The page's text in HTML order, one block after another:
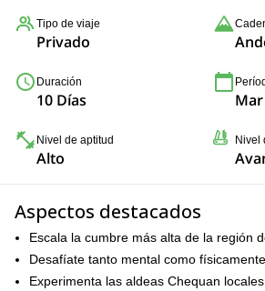
Tipo de viaje
Privado
Duración
10 Días
Nivel de aptitud
Alto
Nivel
Aspectos destacados
Escala la cumbre más alta de la región
Desafíate tanto mental como
Experimenta las aldeas Chequan